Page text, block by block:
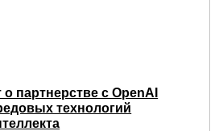
партнерстве с OpenAI
технологий